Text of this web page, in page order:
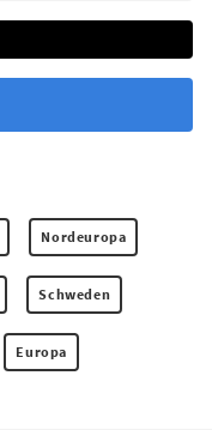
Nordeuropa
Schweden
Europa